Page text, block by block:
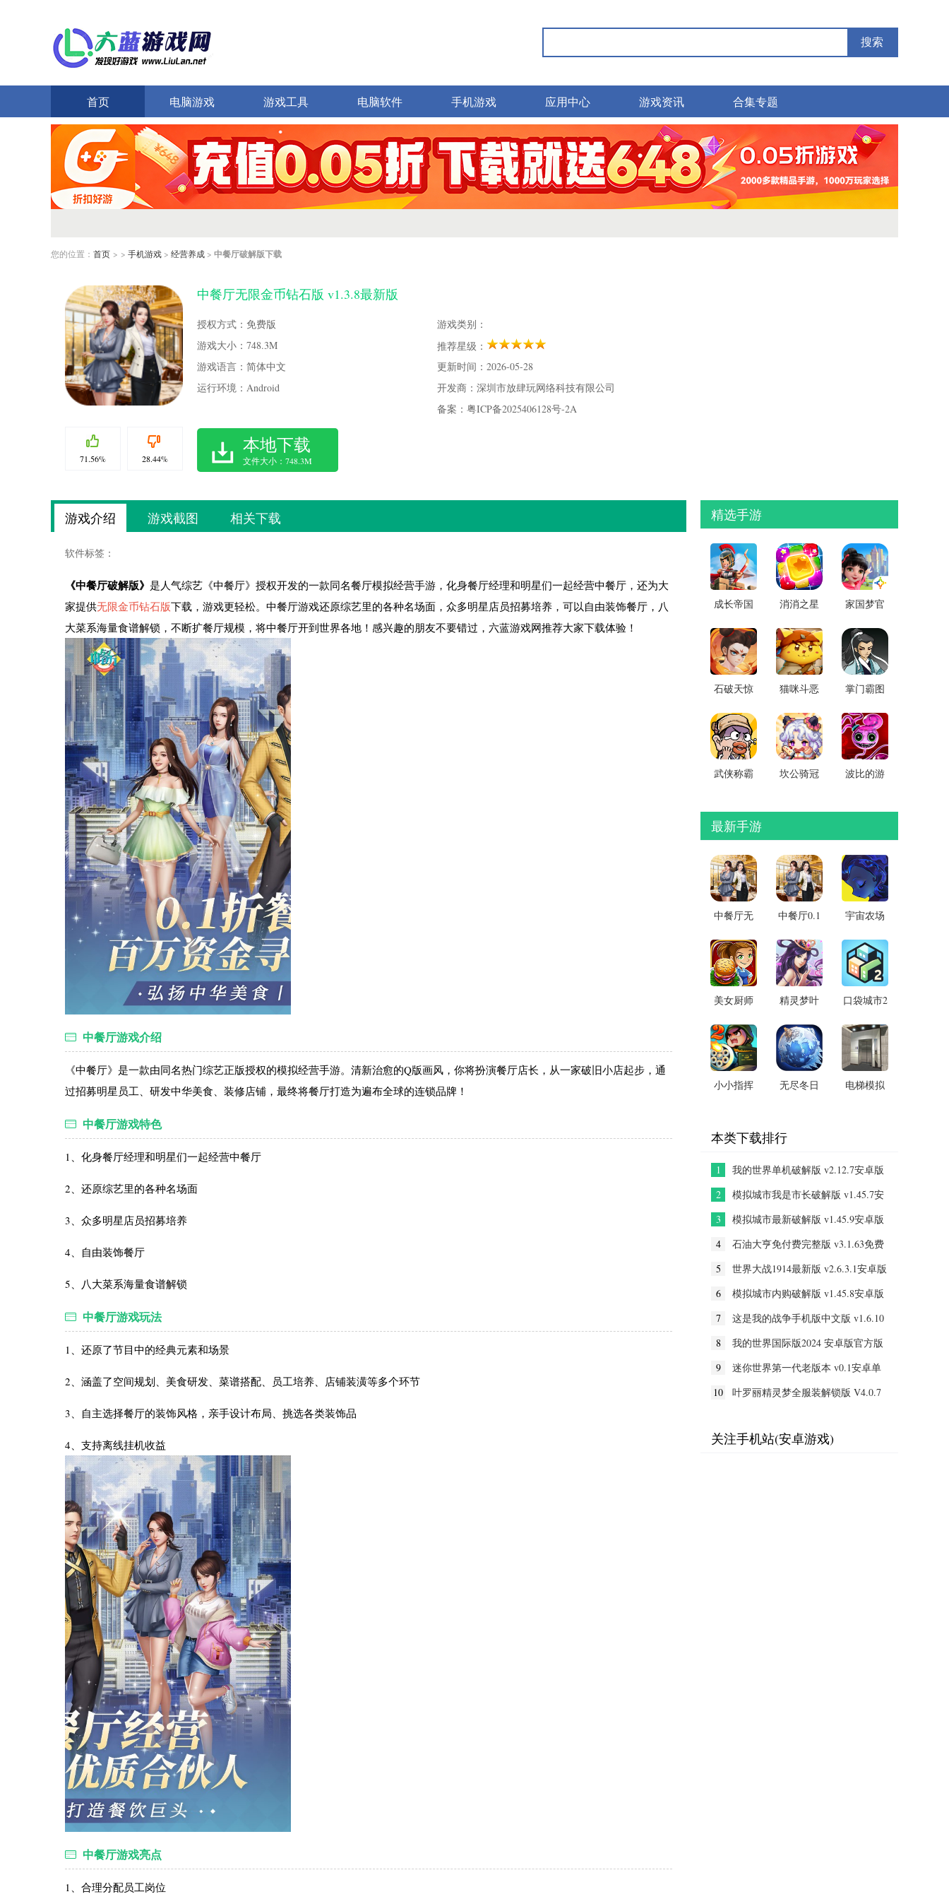
搜索
首页 电脑游戏 游戏工具 电脑软件 手机游戏 应用中心 游戏资讯 合集专题
您的位置： 首页 > > 手机游戏 > 经营养成 > 中餐厅破解版下载
71.56% 28.44%
中餐厅无限金币钻石版 v1.3.8最新版
授权方式：免费版
游戏类别：
游戏大小：748.3M
推荐星级：
游戏语言：简体中文
更新时间：2026-05-28
运行环境：Android
开发商：深圳市放肆玩网络科技有限公司
备案：粤ICP备2025406128号-2A
本地下载
文件大小：748.3M
游戏介绍 游戏截图 相关下载
软件标签：
《中餐厅破解版》 是人气综艺《中餐厅》授权开发的一款同名餐厅模拟经营手游，化身餐厅经理和明星们一起经营中餐厅，还为大
家提供无限金币钻石版下载，游戏更轻松。中餐厅游戏还原综艺里的各种名场面，众多明星店员招募培养，可以自由装饰餐厅，八
大菜系海量食谱解锁，不断扩餐厅规模，将中餐厅开到世界各地！感兴趣的朋友不要错过，六蓝游戏网推荐大家下载体验！
中餐厅游戏介绍
《中餐厅》是一款由同名热门综艺正版授权的模拟经营手游。清新治愈的Q版画风，你将扮演餐厅店长，从一家破旧小店起步，通
过招募明星员工、研发中华美食、装修店铺，最终将餐厅打造为遍布全球的连锁品牌！
中餐厅游戏特色
1、化身餐厅经理和明星们一起经营中餐厅
2、还原综艺里的各种名场面
3、众多明星店员招募培养
4、自由装饰餐厅
5、八大菜系海量食谱解锁
中餐厅游戏玩法
1、还原了节目中的经典元素和场景
2、涵盖了空间规划、美食研发、菜谱搭配、员工培养、店铺装潢等多个环节
3、自主选择餐厅的装饰风格，亲手设计布局、挑选各类装饰品
4、支持离线挂机收益
中餐厅游戏亮点
1、合理分配员工岗位
精选手游
成长帝国
功能菜单
版
消消之星
有广告版
家国梦官
石破天惊
方版
猫咪斗恶
掌门霸图
版(免登
录)
武侠称霸
宝版
坎公骑冠
波比的游
版
最新手游
中餐厅无
石版
v1.3.8最
新版
中餐厅0.1
v2026最新
版本
宇宙农场
告版
v1.2.3安
卓版
美女厨师
版游戏
v2.28.1安
卓破解版
精灵梦叶
版 v4.2.3
安卓免费
版
口袋城市2
v1.031安
卓版
小小指挥
卓版
无尽冬日
电梯模拟
本类下载排行
1
我的世界单机破解版 v2.12.7安卓版
2
模拟城市我是市长破解版 v1.45.7安
3
模拟城市最新破解版 v1.45.9安卓版
4
石油大亨免付费完整版 v3.1.63免费
5
世界大战1914最新版 v2.6.3.1安卓版
6
模拟城市内购破解版 v1.45.8安卓版
7
这是我的战争手机版中文版 v1.6.10
8
我的世界国际版2024 安卓版官方版
9
迷你世界第一代老版本 v0.1安卓单
10
叶罗丽精灵梦全服装解锁版 V4.0.7
关注手机站(安卓游戏)